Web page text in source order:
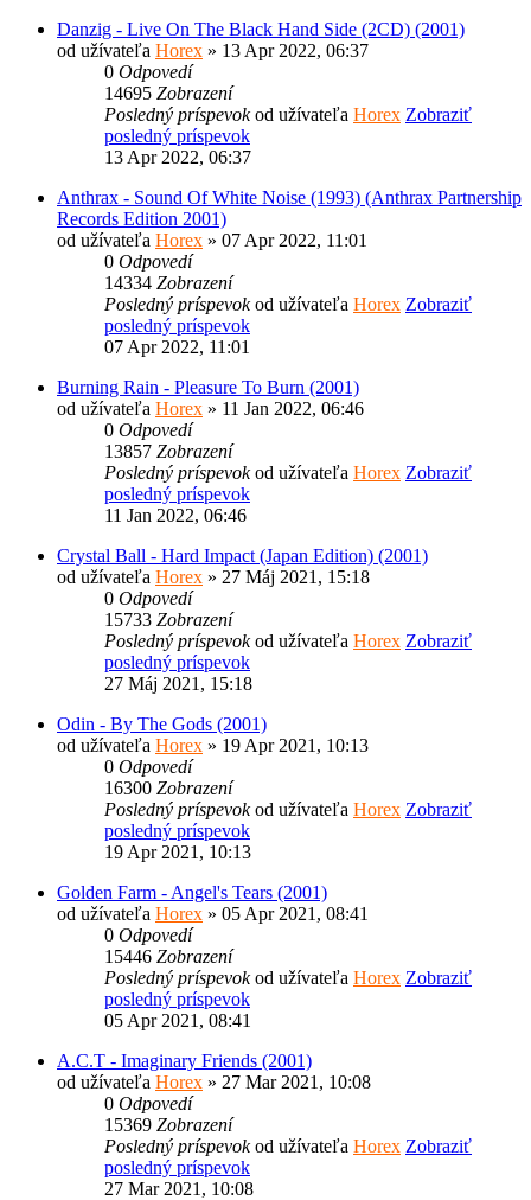
Danzig - Live On The Black Hand Side (2CD) (2001)
od užívateľa Horex » 13 Apr 2022, 06:37
0 Odpovedí
14695 Zobrazení
Posledný príspevokod užívateľa Horex Zobraziť
posledný príspevok
13 Apr 2022, 06:37
Anthrax - Sound Of White Noise (1993) (Anthrax Partnership
Records Edition 2001)
od užívateľa Horex » 07 Apr 2022, 11:01
0 Odpovedí
14334 Zobrazení
Posledný príspevokod užívateľa Horex Zobraziť
posledný príspevok
07 Apr 2022, 11:01
Burning Rain - Pleasure To Burn (2001)
od užívateľa Horex » 11 Jan 2022, 06:46
0 Odpovedí
13857 Zobrazení
Posledný príspevokod užívateľa Horex Zobraziť
posledný príspevok
11 Jan 2022, 06:46
Crystal Ball - Hard Impact (Japan Edition) (2001)
od užívateľa Horex » 27 Máj 2021, 15:18
0 Odpovedí
15733 Zobrazení
Posledný príspevokod užívateľa Horex Zobraziť
posledný príspevok
27 Máj 2021, 15:18
Odin - By The Gods (2001)
od užívateľa Horex » 19 Apr 2021, 10:13
0 Odpovedí
16300 Zobrazení
Posledný príspevokod užívateľa Horex Zobraziť
posledný príspevok
19 Apr 2021, 10:13
Golden Farm - Angel's Tears (2001)
od užívateľa Horex » 05 Apr 2021, 08:41
0 Odpovedí
15446 Zobrazení
Posledný príspevokod užívateľa Horex Zobraziť
posledný príspevok
05 Apr 2021, 08:41
A.C.T - Imaginary Friends (2001)
od užívateľa Horex » 27 Mar 2021, 10:08
0 Odpovedí
15369 Zobrazení
Posledný príspevokod užívateľa Horex Zobraziť
posledný príspevok
27 Mar 2021, 10:08